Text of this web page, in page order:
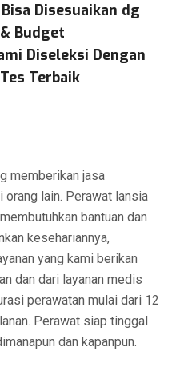
Disesuaikan dg
Budget
Diseleksi Dengan
Terbaik
memberikan jasa
orang lain. Perawat lansia
bantuan dan
kesehariannya,
yang kami berikan
dan dari layanan medis
perawatan mulai dari 12
Perawat siap tinggal
dan kapanpun.